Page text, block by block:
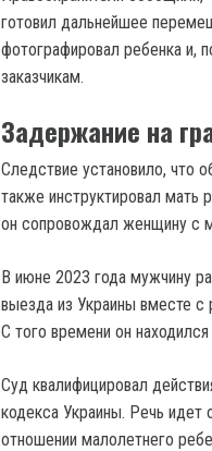
готовил дальнейшее
фотографировал ребенка и,
заказчикам.
Задержание на
Следствие установило, что
также инструктировал мать
он сопровождал женщину с
В июне 2023 года мужчину
выезда из Украины вместе
С того времени он
Суд квалифицировал
кодекса Украины. Речь идет
отношении малолетнего